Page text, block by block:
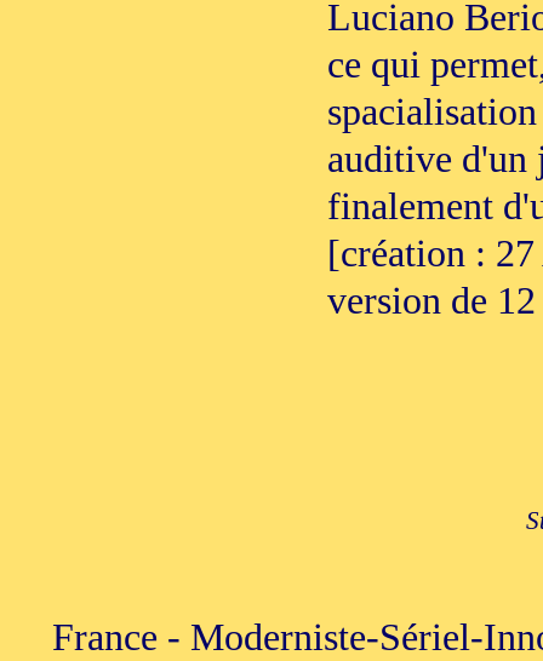
Luciano
ce qui
auditive d'un
finalement
[création :
version de
France - Moderniste-Sériel-